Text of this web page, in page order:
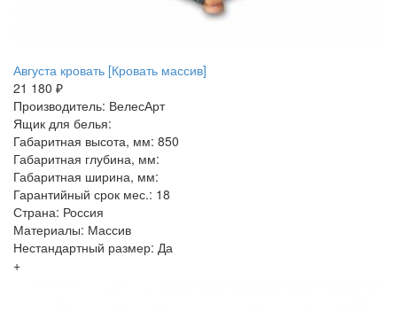
Августа кровать [Кровать массив]
21 180 ₽
Производитель: ВелесАрт
Ящик для белья:
Габаритная высота, мм: 850
Габаритная глубина, мм:
Габаритная ширина, мм:
Гарантийный срок мес.: 18
Страна: Россия
Материалы: Массив
Нестандартный размер: Да
+